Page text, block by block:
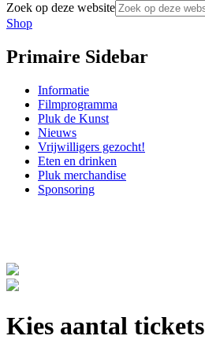
Zoek op deze website
Shop
Primaire Sidebar
Informatie
Filmprogramma
Pluk de Kunst
Nieuws
Vrijwilligers gezocht!
Eten en drinken
Pluk merchandise
Sponsoring
Kies aantal tickets